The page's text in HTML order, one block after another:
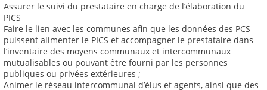
Assurer le suivi du prestataire en charge de l’élaboration du
PICS
Faire le lien avec les communes afin que les données des PCS
puissent alimenter le PICS et accompagner le prestataire dans
l’inventaire des moyens communaux et intercommunaux
mutualisables ou pouvant être fourni par les personnes
publiques ou privées extérieures ;
Animer le réseau intercommunal d’élus et agents, ainsi que des